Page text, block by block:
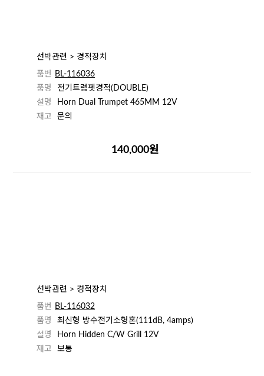
선박관련 > 경적장치
품번
BL-116036
품명
전기트럼펫경적(DOUBLE)
설명
Horn Dual Trumpet 465MM 12V
재고
문의
140,000원
선박관련 > 경적장치
품번
BL-116032
품명
최신형 방수전기소형혼(111dB, 4amps)
설명
Horn Hidden C/W Grill 12V
재고
보통